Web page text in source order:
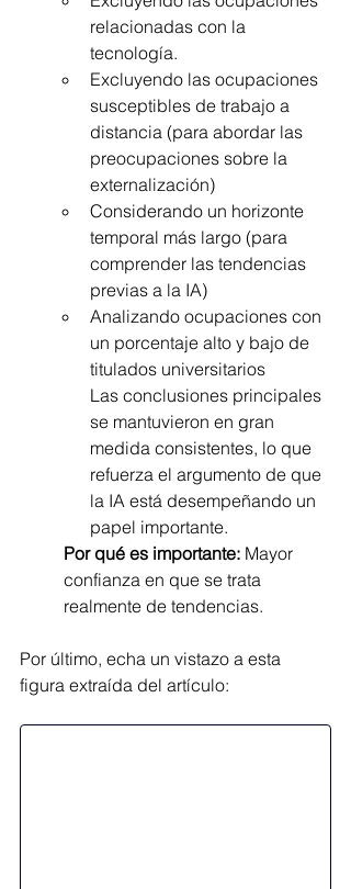
relacionadas con la
tecnología.
Excluyendo las ocupaciones
susceptibles de trabajo a
distancia (para abordar las
preocupaciones sobre la
externalización)
Considerando un horizonte
temporal más largo (para
comprender las tendencias
previas a la IA)
Analizando ocupaciones con
un porcentaje alto y bajo de
titulados universitarios
Las conclusiones principales
se mantuvieron en gran
medida consistentes, lo que
refuerza el argumento de que
la IA está desempeñando un
papel importante.
Por qué es importante: Mayor
confianza en que se trata
realmente de tendencias.
Por último, echa un vistazo a esta
figura extraída del artículo: